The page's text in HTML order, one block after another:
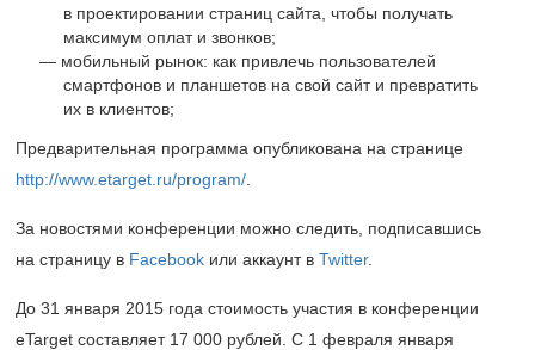
в проектировании страниц сайта, чтобы получать
максимум оплат и звонков;
мобильный рынок: как привлечь пользователей
смартфонов и планшетов на свой сайт и превратить
их в клиентов;
Предварительная программа опубликована на странице
http://www.etarget.ru/program/
За новостями конференции можно следить, подписавшись
на страницу в Facebook или аккаунт в Twitter.
До 31 января 2015 года стоимость участия в конференции
eTarget составляет 17 000 рублей. С 1 февраля января